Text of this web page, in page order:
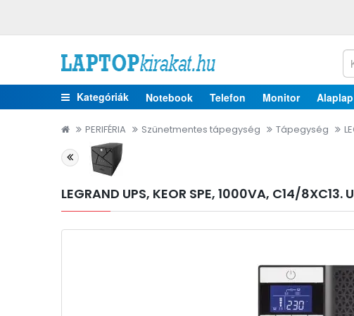
Kategóriák Notebook Telefon Monitor Alaplap
PERIFÉRIA Szünetmentes tápegység Tápegység
LEGRAND UPS, KEOR SPE, 1000VA, C14/